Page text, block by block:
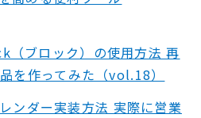
ブロック）の使用方法 再
を作ってみた（vol.18）
ンダー実装方法 実際に営業